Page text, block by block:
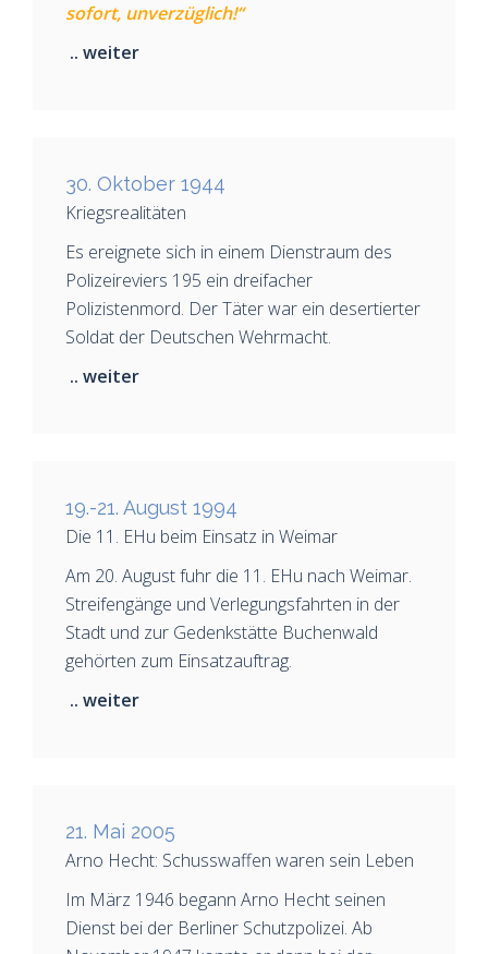
sofort, unverzüglich!“
.. weiter
30. Oktober 1944
Kriegsrealitäten
Es ereignete sich in einem Dienstraum des
Polizeireviers 195 ein dreifacher
Polizistenmord. Der Täter war ein desertierter
Soldat der Deutschen Wehrmacht.
.. weiter
19.-21. August 1994
Die 11. EHu beim Einsatz in Weimar
Am 20. August fuhr die 11. EHu nach Weimar.
Streifengänge und Verlegungsfahrten in der
Stadt und zur Gedenkstätte Buchenwald
gehörten zum Einsatzauftrag.
.. weiter
21. Mai 2005
Arno Hecht: Schusswaffen waren sein Leben
Im März 1946 begann Arno Hecht seinen
Dienst bei der Berliner Schutzpolizei. Ab